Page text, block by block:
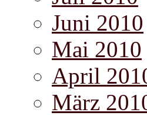
Juni 2010
Mai 2010
April
März